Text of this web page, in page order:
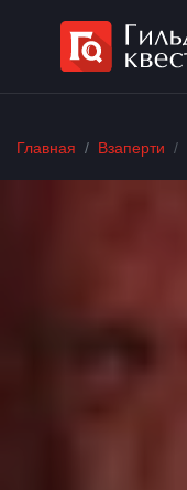
Главная Взаперти